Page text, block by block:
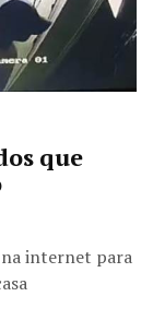
que
na internet para